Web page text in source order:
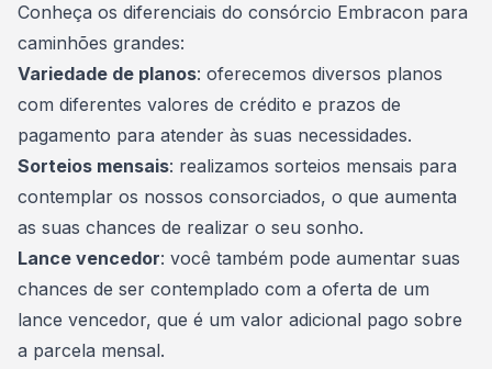
Conheça os diferenciais do consórcio Embracon para
caminhões grandes:
Variedade de planos: oferecemos diversos planos
com diferentes valores de crédito e prazos de
pagamento para atender às suas necessidades.
Sorteios mensais: realizamos sorteios mensais para
contemplar os nossos consorciados, o que aumenta
as suas chances de realizar o seu sonho.
Lance vencedor: você também pode aumentar suas
chances de ser contemplado com a oferta de um
lance vencedor, que é um valor adicional pago sobre
a parcela mensal.